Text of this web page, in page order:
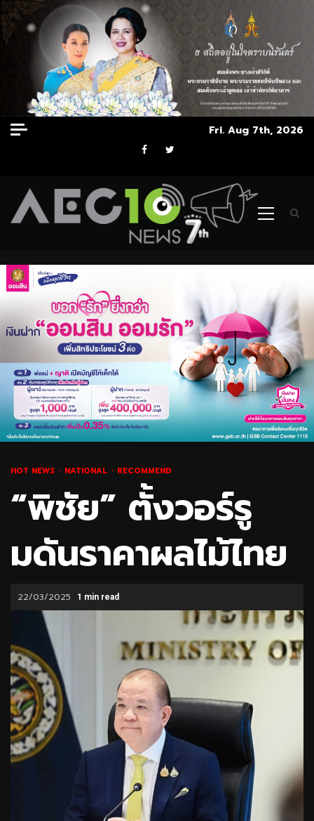
Skip
to
Fri. Aug 7th, 2026
Facebook
Twitter
Primary
HOT NEWS NATIONAL RECOMMEND
“พิชัย” ตั้งวอร์รู
มดันราคาผลไม้ไทย
22/03/2025 1 min read